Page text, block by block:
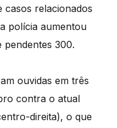
casos relacionados
polícia aumentou
pendentes 300.
ouvidas em três
contra o atual
direita), o que